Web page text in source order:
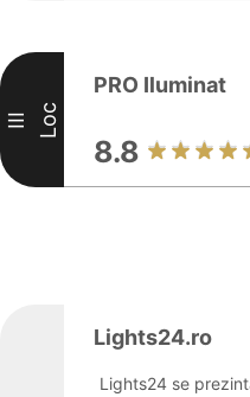
III Loc
PRO Iluminat
8.8
Lights24.ro
Lights24 se